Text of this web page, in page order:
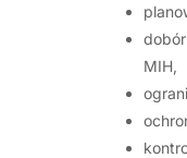
MIH,